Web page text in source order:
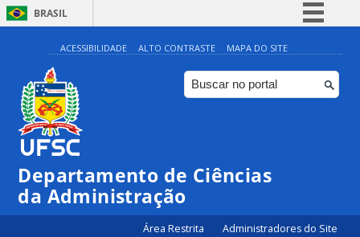
BRASIL
Simplifique!
Comunica BR
Participe
Canais
ACESSIBILIDADE ALTO CONTRASTE MAPA DO SITE
Departamento de Ciências
da Administração
Área Restrita Administradores do Site